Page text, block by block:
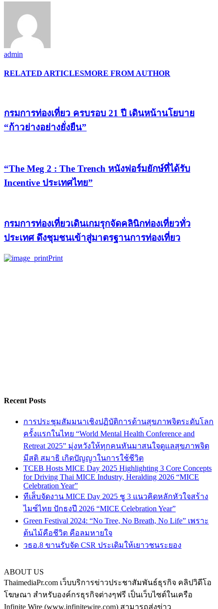
admin
RELATED ARTICLESMORE FROM AUTHOR
กรมการท่องเที่ยว ครบรอบ 21 ปี เดินหน้านโยบาย
“ก้าวย่างอย่างยั่งยืน”
“The Meg 2 : The Trench หนังฟอร์มยักษ์ที่ได้รับ
Incentive ประเทศไทย”
กรมการท่องเที่ยวเดินเกมรุกจัดคลินิกท่องเที่ยวทั่ว
ประเทศ ดึงชุมชนเข้าสู่มาตรฐานการท่องเที่ยว
Print
Recent Posts
การประชุมสัมมนาเชิงปฏิบัติการด้านสุขภาพจิตระดับโลก
ครั้งแรกในไทย “World Mental Health Conference and
Retreat 2025” มุ่งหวังให้ทุกคนหันมาสนใจดูแลสุขภาพจิต
มีสติ สมาธิ เกิดปัญญาในการใช้ชีวิต
TCEB Hosts MICE Day 2025 Highlighting 3 Core Concepts
for Driving Thai MICE Industry, Heralding 2026 “MICE
Celebration Year”
ทีเส็บจัดงาน MICE Day 2025 ชู 3 แนวคิดหลักหัวใจสร้าง
ไมซ์ไทย ปักธงปี 2026 “MICE Celebration Year”
Green Festival 2024: “No Tree, No Breath, No Life” เพราะ
ต้นไม้คือชีวิต คือลมหายใจ
วธอ.8 ขานรับจัด CSR ประเดิมให้เยาวชนระยอง
ABOUT US
ThaimediaPr.com เว็บบริการข่าวประชาสัมพันธ์ธุรกิจ คลิปวิดีโอ
โฆษณา สำหรับองค์กรธุรกิจต่างๆฟรี เป็นเว็บไซต์ในเครือ
Infinite Wire (www.infinitewire.com) สามารถส่งข่าว